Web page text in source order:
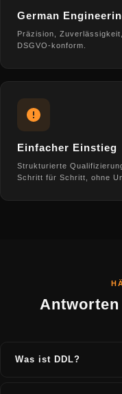
German
Präzision,
DSGVO-konform.
Einfacher Einstieg
Strukturierte
Schritt für Schritt, ohne
Antworten
Was ist DDL?